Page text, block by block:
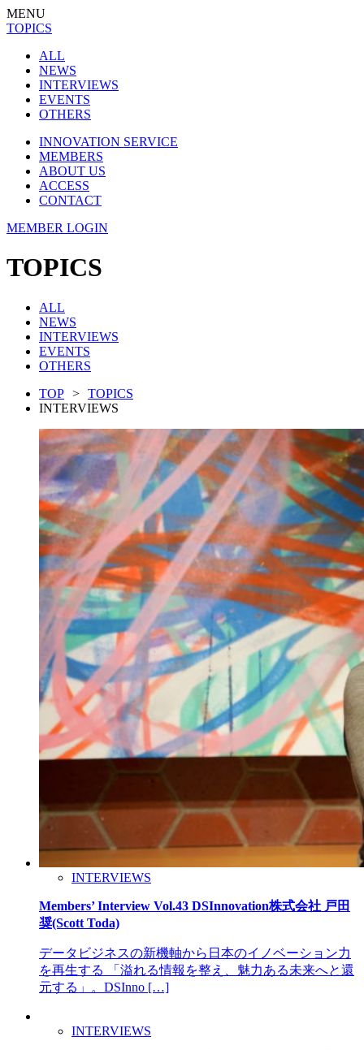
MENU
TOPICS
ALL
NEWS
INTERVIEWS
EVENTS
OTHERS
INNOVATION SERVICE
MEMBERS
ABOUT US
ACCESS
CONTACT
MEMBER LOGIN
TOPICS
ALL
NEWS
INTERVIEWS
EVENTS
OTHERS
TOP > TOPICS
INTERVIEWS
INTERVIEWS
Members’ Interview Vol.43 DSInnovation株式会社 戸田
奨(Scott Toda)
データビジネスの新機軸から日本のイノベーション力
を再生する 「溢れる情報を整え、魅力ある未来へと還
元する」。DSInno […]
INTERVIEWS